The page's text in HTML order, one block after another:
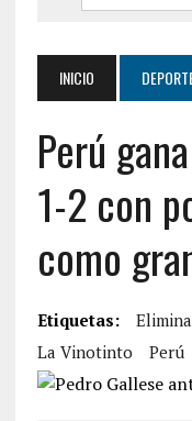
INICIO
Perú
1-2 con
como
Etiquetas:
La Vinotinto
Perú